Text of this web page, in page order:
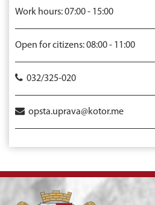
Work hours: 07:00 - 15:00
Open for citizens: 08:00 - 11:00
032/325-020
opsta.uprava@kotor.me